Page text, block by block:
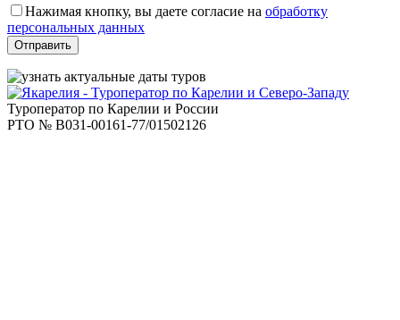
это
поле
пустым.
Нажимая кнопку, вы даете согласие на обработку
персональных данных
Туроператор по Карелии и России
РТО № В031-00161-77/01502126